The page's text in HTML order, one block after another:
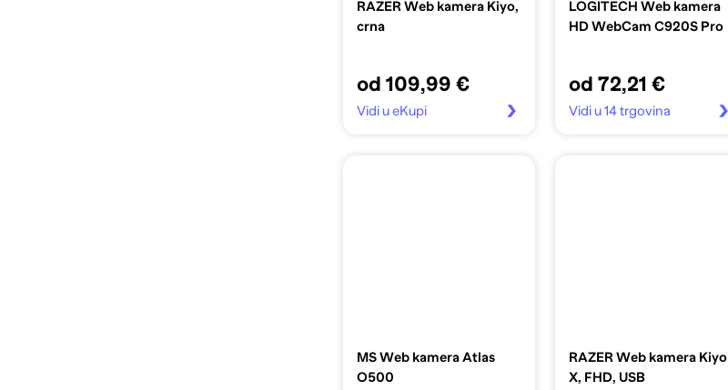
RAZER Web kamera Kiyo,
crna
od 109,99 €
Vidi u eKupi
LOGITECH Web kamera
HD WebCam C920S Pro
od 72,21 €
Vidi u 14 trgovina
MS Web kamera Atlas
O500
RAZER Web kamera Kiyo
X, FHD, USB